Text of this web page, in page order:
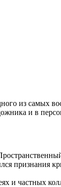
из самых
и в
признания
и частных